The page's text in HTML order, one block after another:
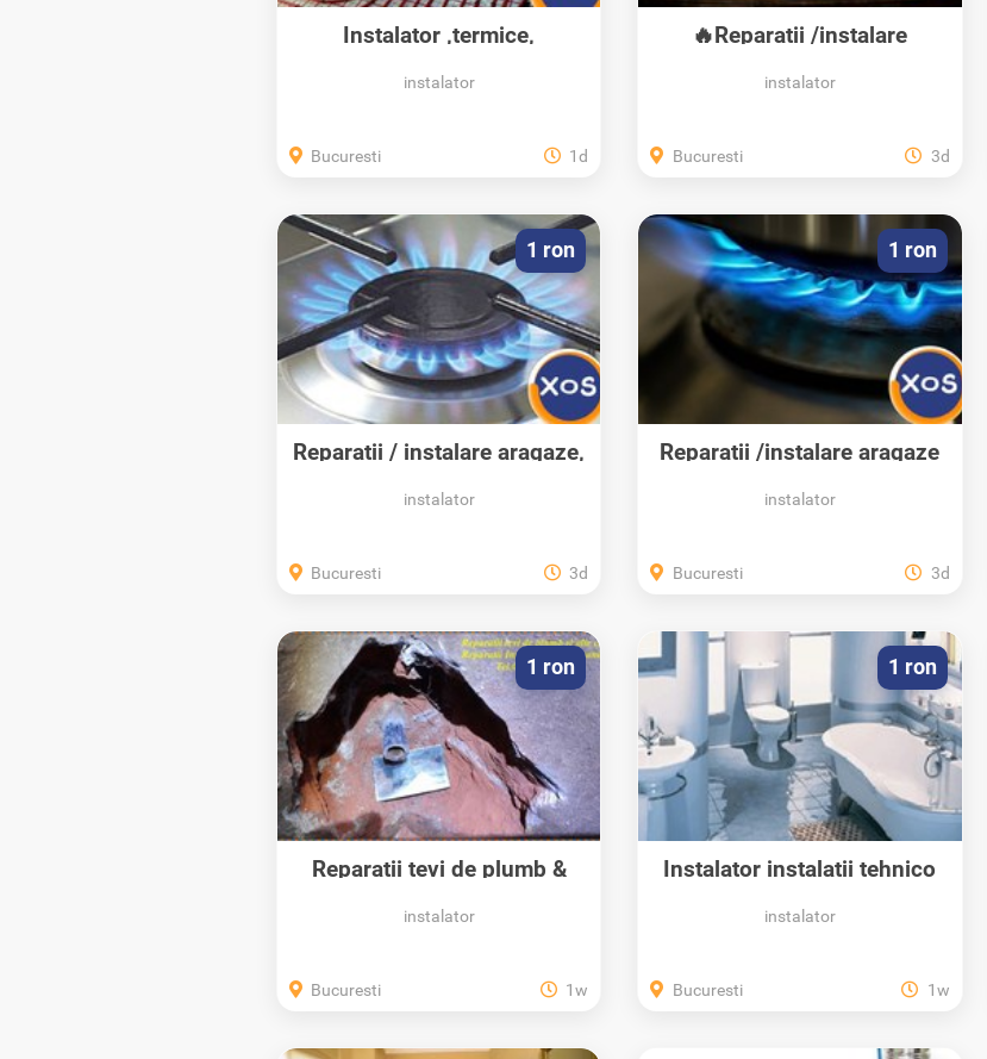
Instalator ,termice,
instalator
Bucuresti 1d
🔥Reparatii /instalare
instalator
Bucuresti 3d
Reparatii / instalare aragaze,
instalator
1 ron
Bucuresti 3d
Reparatii /instalare aragaze
instalator
1 ron
Bucuresti 3d
Reparatii tevi de plumb &
instalator
1 ron
Bucuresti 1w
Instalator instalatii tehnico
instalator
1 ron
Bucuresti 1w